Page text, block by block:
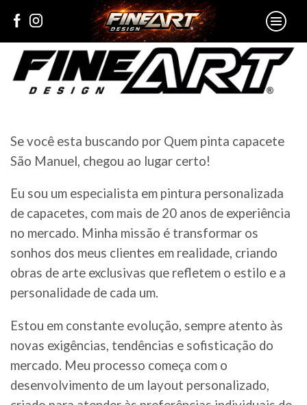
Se você esta buscando por Quem pinta capacete
São Manuel, chegou ao lugar certo!
Eu sou um especialista em pintura personalizada
de capacetes, com mais de 20 anos de experiência
no mercado. Minha missão é transformar os
sonhos dos meus clientes em realidade, criando
obras de arte exclusivas que refletem o estilo e a
personalidade de cada um.
Estou em constante evolução, sempre atento às
novas exigências, tendências e sofisticação do
mercado. Meu processo começa com o
desenvolvimento de um layout personalizado,